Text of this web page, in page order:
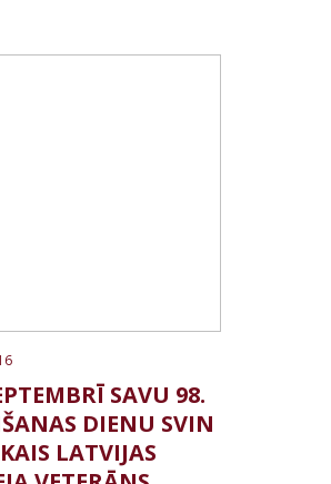
SAVU 98.
DIENU SVIN
LATVIJAS